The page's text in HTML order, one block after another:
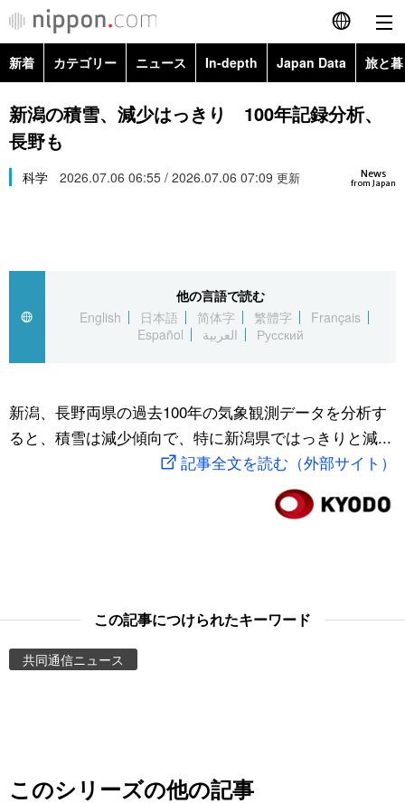
English
简体字
Русский
カテゴリー
経済・ビジネス
国際
文化
トップ
アーカイブ
In-depth
Japan Data
動画/Live
お知らせ
新着 カテゴリー ニュース In-depth Japan Data 旅と
政治・外交
経済・ビジネス
スポーツ・東京2020
Topics
新潟の積雪、減少はっきり 100年記録分析、
長野も
News
from Japan
科学 2026.07.06 06:55 / 2026.07.06 07:09 更新
他の言語で読む
English
日本語 简体字 繁體字
Français
Español
العربية Русский
新潟、長野両県の過去100年の気象観測データを分析す
ると、積雪は減少傾向で、特に新潟県ではっきりと減...
記事全文を読む（外部サイト）
この記事につけられたキーワード
共同通信ニュース
このシリーズの他の記事